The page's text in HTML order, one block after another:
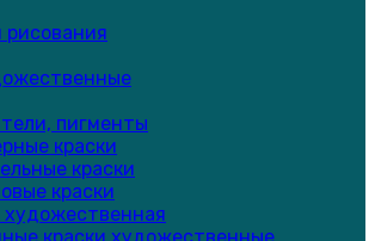
рисования
пигменты
краски
краски
краски
художественная